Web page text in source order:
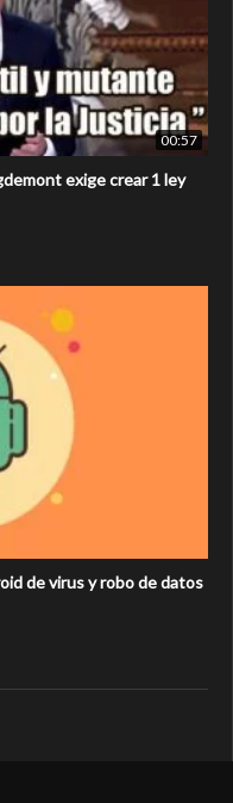
00:57
exige crear 1 ley
de virus y robo de datos